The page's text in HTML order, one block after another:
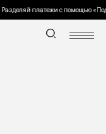
Разделяй платежи с помощью